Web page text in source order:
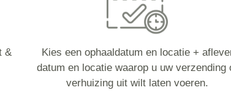
&
Kies een ophaaldatum en locatie +
datum en locatie waarop u uw verzending
verhuizing uit wilt laten voeren.